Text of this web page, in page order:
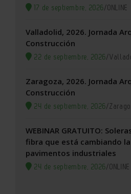
17 de septiembre, 2026/ONLINE
Valladolid, 2026. Jornada
Construcción
22 de septiembre, 2026/
Zaragoza, 2026. Jornada
Construcción
24 de septiembre, 2026/
WEBINAR GRATUITO:
fibra que está cambiando
pavimentos industriales
24 de septiembre, 2026/ONLINE